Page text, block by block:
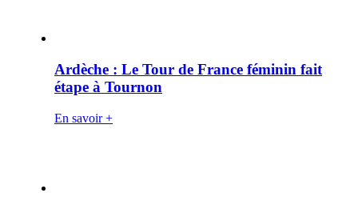
Ardèche : Le Tour de France féminin fait
étape à Tournon
En savoir +